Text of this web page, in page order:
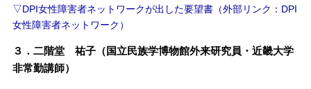
▽DPI女性障害者ネットワークが出した要望書（外部リンク：DPI
女性障害者ネットワーク）
３．二階堂 祐子（国立民族学博物館外来研究員・近畿大学
非常勤講師）